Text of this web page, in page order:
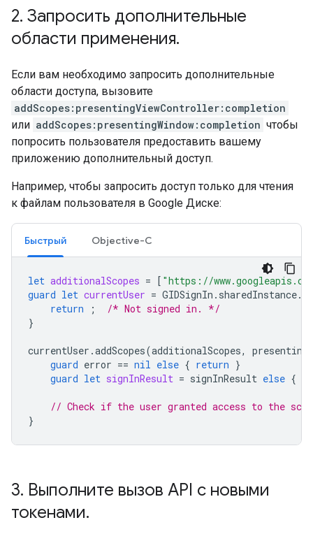
2. Запросить дополнительные
области применения.
Если вам необходимо запросить дополнительные
области доступа, вызовите
addScopes:presentingViewController:completion
или addScopes:presentingWindow:completion чтобы
попросить пользователя предоставить вашему
приложению дополнительный доступ.
Например, чтобы запросить доступ только для чтения
к файлам пользователя в Google Диске:
Быстрый Objective-C
let additionalScopes = [ "https://
guard let currentUser = GIDSignIn . sharedInstance.
return
;
/* Not signed in. */
}
currentUser .addScopes(additionalScopes, presenting
guard error == nil else { return }
guard let signInResult = signInResult else {
// Check if the user granted access to the
}
3. Выполните вызов API с новыми
токенами.